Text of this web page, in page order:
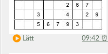
Lätt 09:42 ⏰